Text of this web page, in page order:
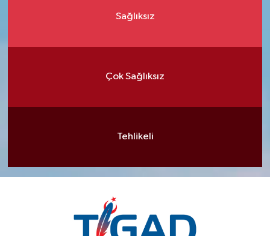
Sağlıksız
Çok Sağlıksız
Tehlikeli